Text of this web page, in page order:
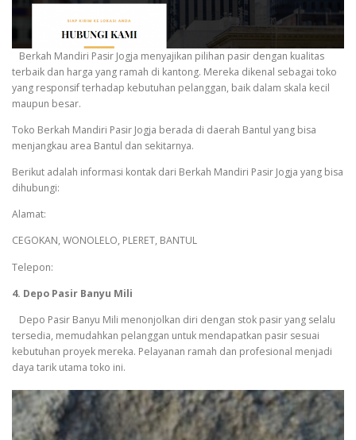
Berkah Mandiri Pasir Jogja menyajikan pilihan pasir dengan kualitas
terbaik dan harga yang ramah di kantong. Mereka dikenal sebagai toko
yang responsif terhadap kebutuhan pelanggan, baik dalam skala kecil
maupun besar.
Toko Berkah Mandiri Pasir Jogja berada di daerah Bantul yang bisa
menjangkau area Bantul dan sekitarnya.
Berikut adalah informasi kontak dari Berkah Mandiri Pasir Jogja yang bisa
dihubungi:
Alamat:
CEGOKAN, WONOLELO, PLERET, BANTUL
Telepon:
4. Depo Pasir Banyu Mili
Depo Pasir Banyu Mili menonjolkan diri dengan stok pasir yang selalu
tersedia, memudahkan pelanggan untuk mendapatkan pasir sesuai
kebutuhan proyek mereka. Pelayanan ramah dan profesional menjadi
daya tarik utama toko ini.